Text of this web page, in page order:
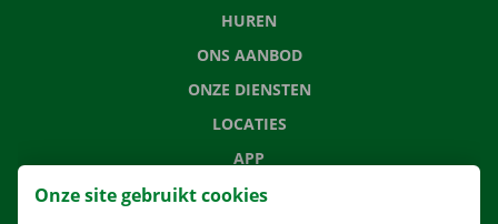
HUREN
ONS AANBOD
ONZE DIENSTEN
LOCATIES
APP
VERHUISOPLOSSINGEN
Onze site gebruikt cookies